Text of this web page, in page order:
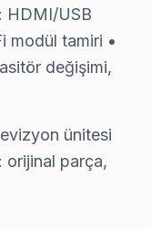
Arızalar
Hisense
LED
başvuran
HDMI/USB
modül tamiri •
değişimi,
ünitesi
orijinal parça,